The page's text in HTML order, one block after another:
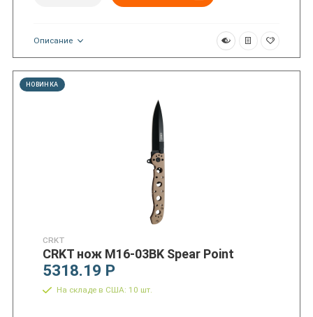
Описание
НОВИНКА
CRKT
CRKT нож M16-03BK Spear Point
5318.19 Р
На складе в США: 10 шт.